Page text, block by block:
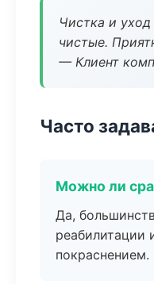
Чистка и
чистые.
— Клиент
Часто
Можно ли
Да,
реабилитации
покраснением.